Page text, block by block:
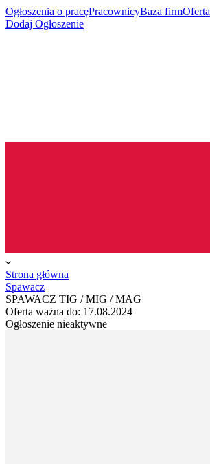
Ogłoszenia o pracęPracownicyBaza firmOferta
Dodaj Ogłoszenie
Strona główna
Spawacz
SPAWACZ TIG / MIG / MAG
Oferta ważna do: 17.08.2024
Ogłoszenie nieaktywne